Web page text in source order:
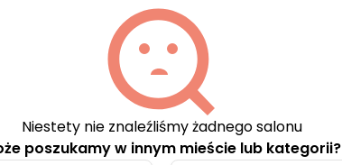
Niestety nie znaleźliśmy żadnego salonu
poszukamy w innym mieście lub kategorii?